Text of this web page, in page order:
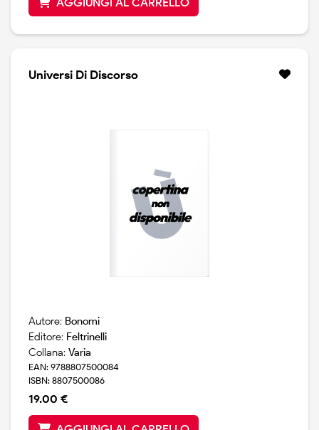
Universi Di Discorso
Autore: Bonomi
Editore: Feltrinelli
Collana: Varia
EAN: 9788807500084
ISBN: 8807500086
19.00 €